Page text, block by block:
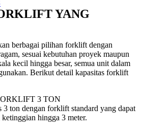
YANG
berbagai pilihan forklift dengan
sesuai kebutuhan proyek maupun
kecil hingga besar, semua unit dalam
Berikut detail kapasitas forklift
3 TON
3 ton dengan forklift standard yang dapat
ketinggian hingga 3 meter.